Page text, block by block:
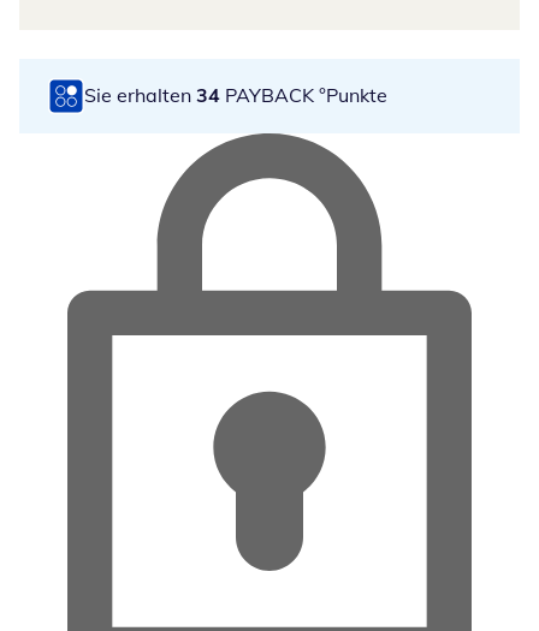
Sie erhalten 34 PAYBACK °Punkte